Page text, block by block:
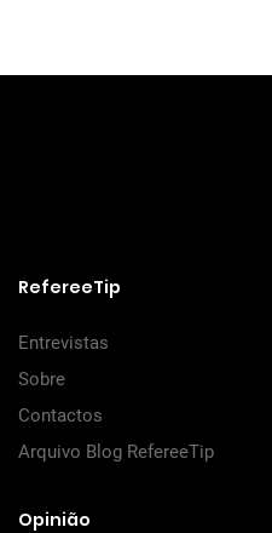
RefereeTip
Entrevistas
Sobre
Contactos
Arquivo Blog RefereeTip
Opinião